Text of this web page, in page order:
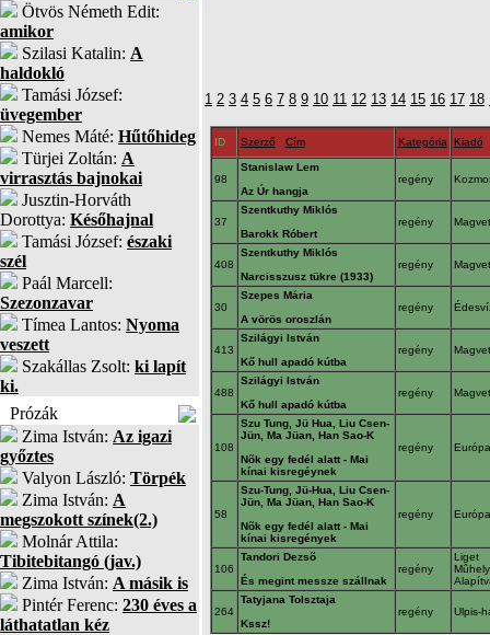
Ötvös Németh Edit:
amikor
Szilasi Katalin: A
haldokló
Tamási József:
üvegember
Nemes Máté: Hűtőhideg
Türjei Zoltán: A
virrasztás bajnokai
Jusztin-Horváth
Dorottya: Későhajnal
Tamási József: északi
szél
Paál Marcell:
Szezonzavar
Tímea Lantos: Nyoma
veszett
Szakállas Zsolt: ki lapít
ki.
Prózák
Zima István: Az igazi
győztes
Valyon László: Törpék
Zima István: A
megszokott színek(2.)
Molnár Attila:
Tibitebitangó (jav.)
Zima István: A másik is
Pintér Ferenc: 230 éves a
láthatatlan kéz
1 2 3 4 5 6 7 8 9 10 11 12 13 14 15 16 17 18
ID Szerző Cím Kategória Kiadó
98
Stanislaw Lem
Az Úr hangja
regény
37
Szentkuthy Miklós
Barokk Róbert
regény
408
Szentkuthy Miklós
Narcisszusz tükre (1933)
regény
30
Szepes Mária
A vörös oroszlán
regény
413
Szilágyi István
Kő hull apadó kútba
regény
488
Szilágyi István
Kő hull apadó kútba
regény
108
Szu Tung, Jü Hua, Liu Csen-
Jün, Ma Jüan, Han Sao-K
Nõk egy fedél alatt - Mai
kínai kisregéynek
regény
58
Szu-Tung, Jü-Hua, Liu Csen-
Jün, Ma Jüan, Han Sao-K
Nõk egy fedél alatt - Mai
kínai kisregények
regény
106
Tandori Dezsõ
És megint messze szállnak
regény
Liget
Mûhely
264
Tatyjana Tolsztaja
Kssz!
regény Ulpis-